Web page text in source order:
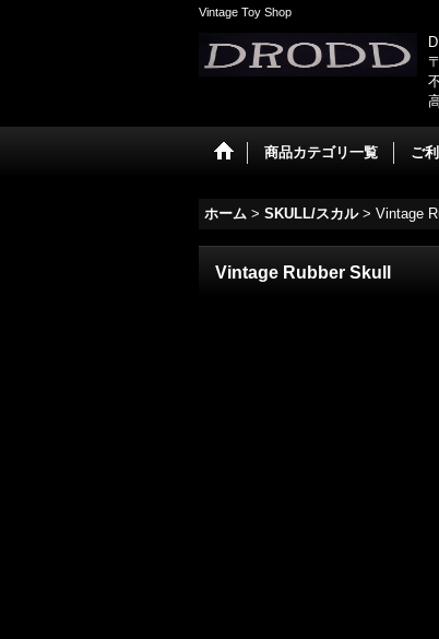
Vintage Toy Shop
商品カテゴリ一覧 ご
ホーム > SKULL/スカル > Vintage
Vintage Rubber Skull